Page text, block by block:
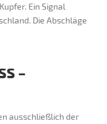
Ein Signal
Die Abschläge
–
ausschließlich der